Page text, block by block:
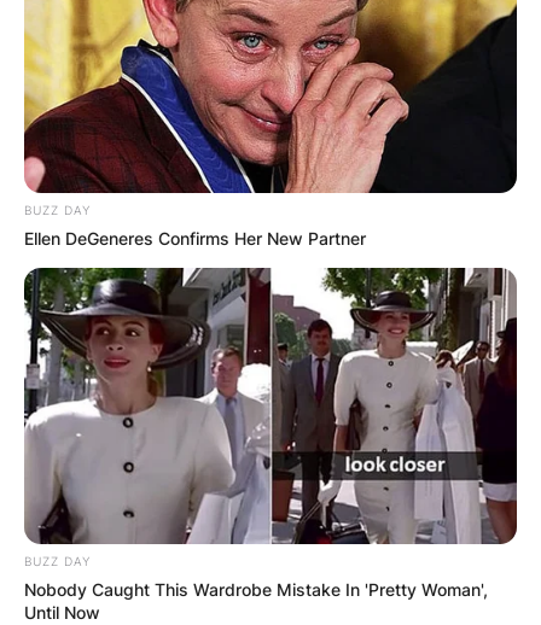
Повик до сите верници: Да
помогнеме во изградбата на
храмот „Свети Трифун“
BUZZ DAY
Ellen DeGeneres Confirms Her New Partner
BUZZ DAY
Nobody Caught This Wardrobe Mistake In 'Pretty Woman',
Until Now